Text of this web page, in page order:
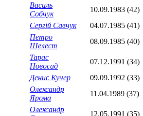
Василь
Собчук
10.09.1983 (42)
Сергій Савчук
04.07.1985 (41)
Петро
Шелест
08.09.1985 (40)
Тарас
Новосад
07.12.1991 (34)
Денис Кучер
09.09.1992 (33)
Олександр
Ярома
11.04.1989 (37)
Олександр
12.05.1991 (35)